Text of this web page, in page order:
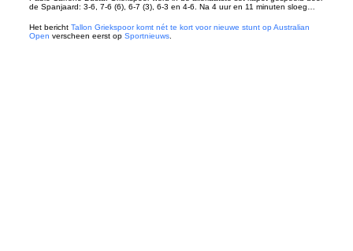
de Spanjaard: 3-6, 7-6 (6), 6-7 (3), 6-3 en 4-6. Na 4 uur en 11 minuten sloeg…
Het bericht Tallon Griekspoor komt nét te kort voor nieuwe stunt op Australian
Open verscheen eerst op Sportnieuws.